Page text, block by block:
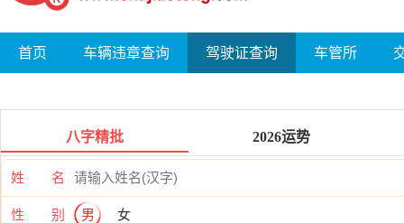
首页 车辆违章查询 驾驶证查询 车管所
八字精批 2026运势
姓 名
性 别 男 女